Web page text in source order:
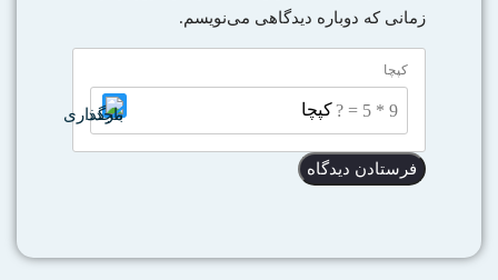
زمانی که دوباره دیدگاهی می‌نویسم.
کپچا
9 * 5 = ?